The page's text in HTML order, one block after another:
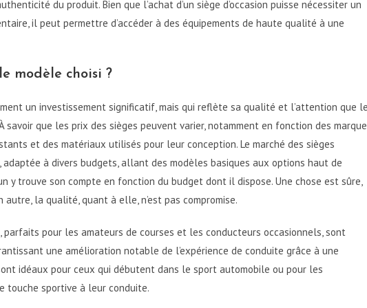
du produit. Bien que l’achat d’un siège d’occasion puisse nécessiter un
il peut permettre d’accéder à des équipements de haute qualité à une
modèle choisi ?
un investissement significatif, mais qui reflète sa qualité et l’attention que
que les prix des sièges peuvent varier, notamment en fonction des
et des matériaux utilisés pour leur conception. Le marché des sièges
à divers budgets, allant des modèles basiques aux options haut de
y trouve son compte en fonction du budget dont il dispose. Une chose est sûre,
autre, la qualité, quant à elle, n’est pas compromise.
parfaits pour les amateurs de courses et les conducteurs occasionnels, sont
une amélioration notable de l’expérience de conduite grâce à une
idéaux pour ceux qui débutent dans le sport automobile ou pour les
touche sportive à leur conduite.